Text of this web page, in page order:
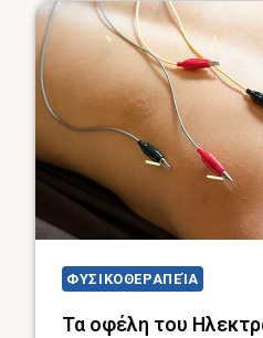
ΦΥΣΙΚΟΘΕΡΑΠΕΊΑ
Τα οφέλη του